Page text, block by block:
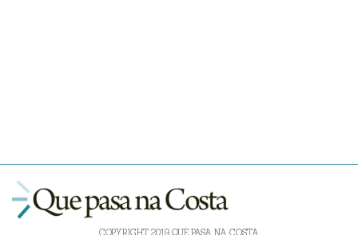
COPYRIGHT 2019 QUE PASA NA COSTA